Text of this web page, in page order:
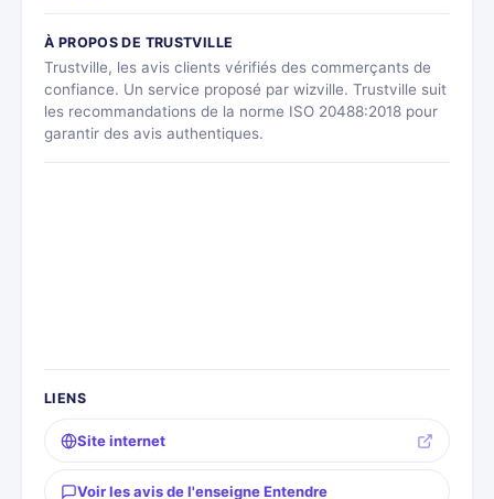
À PROPOS DE TRUSTVILLE
Trustville, les avis clients vérifiés des commerçants de
confiance. Un service proposé par wizville. Trustville suit
les recommandations de la norme ISO 20488:2018 pour
garantir des avis authentiques.
LIENS
Site internet
Voir les avis de l'enseigne Entendre